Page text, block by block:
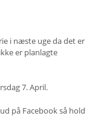
i næste uge da det er
er planlagte
7. April.
på Facebook så hold